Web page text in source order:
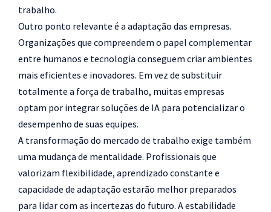
trabalho.
Outro ponto relevante é a adaptação das empresas.
Organizações que compreendem o papel complementar
entre humanos e tecnologia conseguem criar ambientes
mais eficientes e inovadores. Em vez de substituir
totalmente a força de trabalho, muitas empresas
optam por integrar soluções de IA para potencializar o
desempenho de suas equipes.
A transformação do mercado de trabalho exige também
uma mudança de mentalidade. Profissionais que
valorizam flexibilidade, aprendizado constante e
capacidade de adaptação estarão melhor preparados
para lidar com as incertezas do futuro. A estabilidade